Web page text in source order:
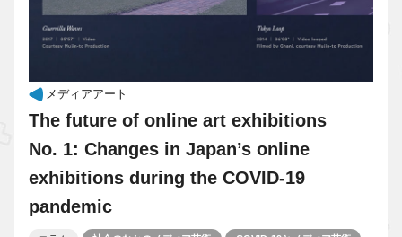
メディアアート
The future of online art exhibitions
No. 1: Changes in Japan’s online
exhibitions during the COVID-19
pandemic